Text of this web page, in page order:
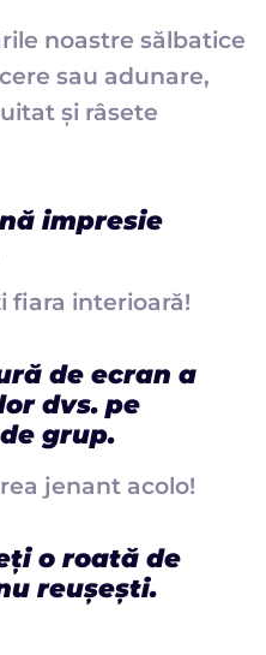
noastre sălbatice
sau adunare,
și râsete
impresie
fiara interioară!
de ecran a
dvs. pe
grup.
jenant acolo!
o roată de
reușești.